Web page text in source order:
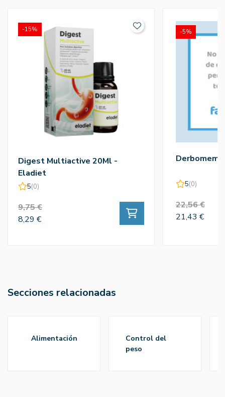
Digest Multiactive 20Ml -
Eladiet
5(0)
9,75 €
8,29 €
-15%
5(0)
22,56 €
21,43 €
-5%
Secciones relacionadas
alimentación
control del
peso